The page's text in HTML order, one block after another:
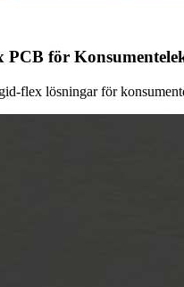
PCB för
flex lösningar för